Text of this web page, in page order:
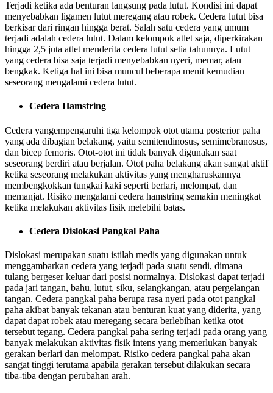
Terjadi ketika ada benturan langsung pada lutut. Kondisi ini dapat
menyebabkan ligamen lutut meregang atau robek. Cedera lutut bisa
berkisar dari ringan hingga berat. Salah satu cedera yang umum
terjadi adalah cedera lutut. Dalam kelompok atlet saja, diperkirakan
hingga 2,5 juta atlet menderita cedera lutut setia tahunnya. Lutut
yang cedera bisa saja terjadi menyebabkan nyeri, memar, atau
bengkak. Ketiga hal ini bisa muncul beberapa menit kemudian
seseorang mengalami cedera lutut.
Cedera Hamstring
Cedera yangempengaruhi tiga kelompok otot utama posterior paha
yang ada dibagian belakang, yaitu semitendinosus, semimebranosus,
dan bicep femoris. Otot-otot ini tidak banyak digunakan saat
seseorang berdiri atau berjalan. Otot paha belakang akan sangat aktif
ketika seseorang melakukan aktivitas yang mengharuskannya
membengkokkan tungkai kaki seperti berlari, melompat, dan
memanjat. Risiko mengalami cedera hamstring semakin meningkat
ketika melakukan aktivitas fisik melebihi batas.
Cedera Dislokasi Pangkal Paha
Dislokasi merupakan suatu istilah medis yang digunakan untuk
menggambarkan cedera yang terjadi pada suatu sendi, dimana
tulang bergeser keluar dari posisi normalnya. Dislokasi dapat terjadi
pada jari tangan, bahu, lutut, siku, selangkangan, atau pergelangan
tangan. Cedera pangkal paha berupa rasa nyeri pada otot pangkal
paha akibat banyak tekanan atau benturan kuat yang diderita, yang
dapat dapat robek atau meregang secara berlebihan ketika otot
tersebut tegang. Cedera pangkal paha sering terjadi pada orang yang
banyak melakukan aktivitas fisik intens yang memerlukan banyak
gerakan berlari dan melompat. Risiko cedera pangkal paha akan
sangat tinggi terutama apabila gerakan tersebut dilakukan secara
tiba-tiba dengan perubahan arah.